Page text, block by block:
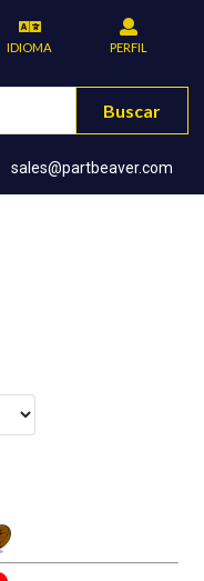
IDIOMA PERFIL
Buscar
sales@partbeaver.com